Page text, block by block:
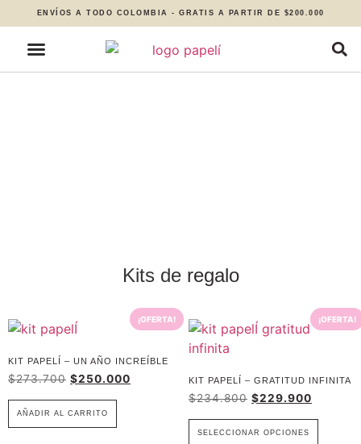
ENVÍOS A TODO COLOMBIA - GRATIS A PARTIR DE $200.000
Kits de regalo
¡OFERTA!
KIT PAPELÍ – UN AÑO INCREÍBLE
$273.700 $250.000
AÑADIR AL CARRITO
¡OFERTA!
KIT PAPELÍ – GRATITUD INFINITA
$234.800 $229.900
SELECCIONAR OPCIONES